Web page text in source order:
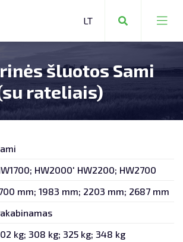
ŪKIO TECHNIKA
TECHNIKA
TECHNIKA
DALYS:
šluotos Sami
rateliais)
HW2000' HW2200; HW2700
mm; 1983 mm; 2203 mm; 2687 mm
kg; 308 kg; 325 kg; 348 kg